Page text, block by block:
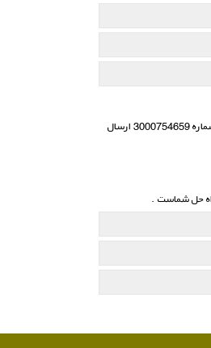
لازم به ذکر است جهت هر نوع سوال و یا نیاز به مشاوره همواره کارشناسان ما آماده پاسخگویی به شما عزیزان می باشند . هرگونه سوال ویا مشاوره درخواستی خود را می توانید در سامانه پیامكی شركت با شماره 3000754659 ارسال